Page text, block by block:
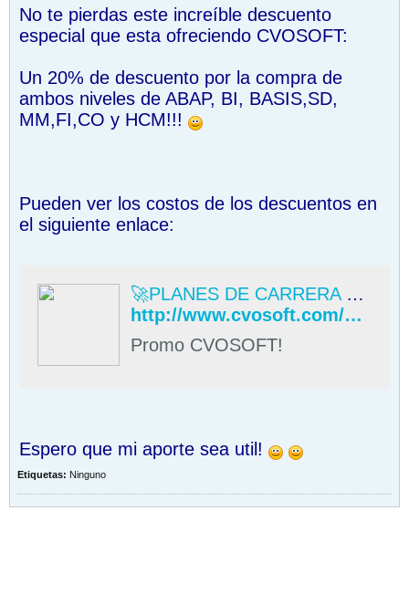
No te pierdas este increíble descuento
especial que esta ofreciendo CVOSOFT:
Un 20% de descuento por la compra de
ambos niveles de ABAP, BI, BASIS,SD,
MM,FI,CO y HCM!!!
Pueden ver los costos de los descuentos en
el siguiente enlace:
🚀PLANES DE CARRERA 2023 | CVOSOFT
http://www.cvosoft.com/promos/hotsale/index.php#formulario
Promo CVOSOFT!
Espero que mi aporte sea util!
Etiquetas: Ninguno